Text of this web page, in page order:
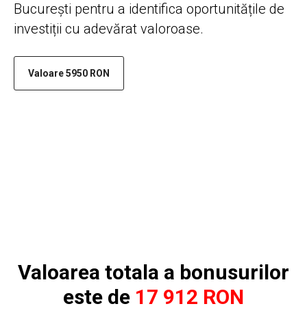
București pentru a identifica oportunitățile de
investiții cu adevărat valoroase.
Valoare 5950 RON
Valoarea totala a bonusurilor
este de 17 912 RON